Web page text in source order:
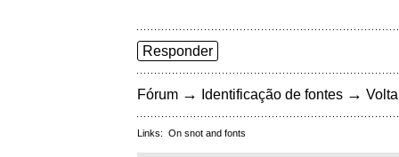
Responder
Fórum → Identificação de fontes →
Links: On snot and fonts